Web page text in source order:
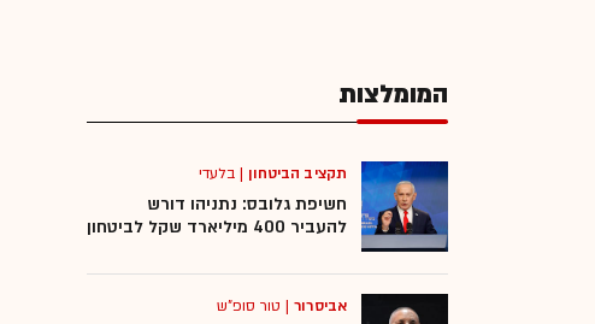
המומלצות
תקציב הביטחון |בלעדי
חשיפת גלובס: נתניהו דורש
להעביר 400 מיליארד שקל לביטחון
אביסרור| טור סופ"ש